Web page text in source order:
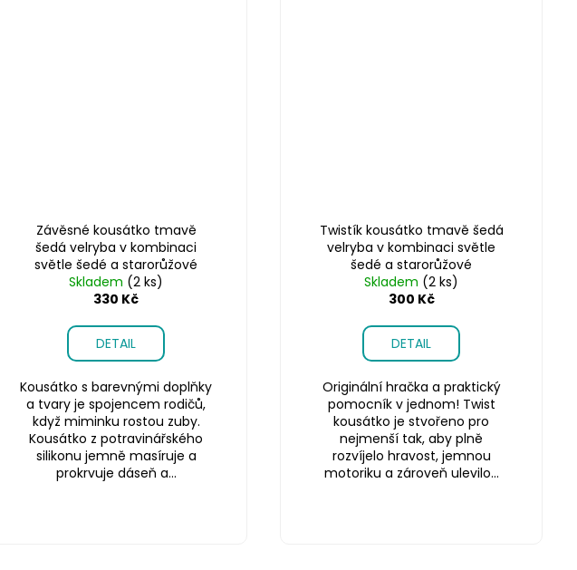
Závěsné kousátko tmavě
šedá velryba v kombinaci
světle šedé a starorůžové
Skladem (2 ks)
330 Kč
DETAIL
Kousátko s barevnými doplňky
a tvary je spojencem rodičů,
když miminku rostou zuby.
Kousátko z potravinářského
silikonu jemně masíruje a
prokrvuje dáseň a...
Twistík kousátko tmavě šedá
velryba v kombinaci světle
šedé a starorůžové
Skladem (2 ks)
300 Kč
DETAIL
Originální hračka a praktický
pomocník v jednom! Twist
kousátko je stvořeno pro
nejmenší tak, aby plně
rozvíjelo hravost, jemnou
motoriku a zároveň ulevilo...